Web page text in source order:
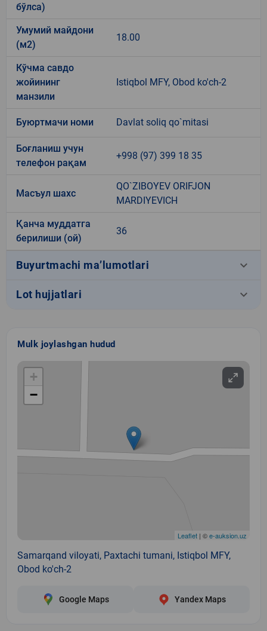
бўлса)
Умумий майдони
(м2)
18.00
Кўчма савдо
жойининг
манзили
Istiqbol MFY, Obod ko'ch-2
Буюртмачи номи Davlat soliq qo`mitasi
Боғланиш учун
телефон рақам
+998 (97) 399 18 35
Масъул шахс
QO`ZIBOYEV ORIFJON
MARDIYEVICH
Қанча муддатга
берилиши (ой)
36
Buyurtmachi ma’lumotlari keyboard_arrow_down
Lot hujjatlari keyboard_arrow_down
Mulk joylashgan hudud
+
−
Leaflet | ©e-auksion.uz
Samarqand viloyati, Paxtachi tumani, Istiqbol MFY,
Obod ko'ch-2
Google Maps Yandex Maps